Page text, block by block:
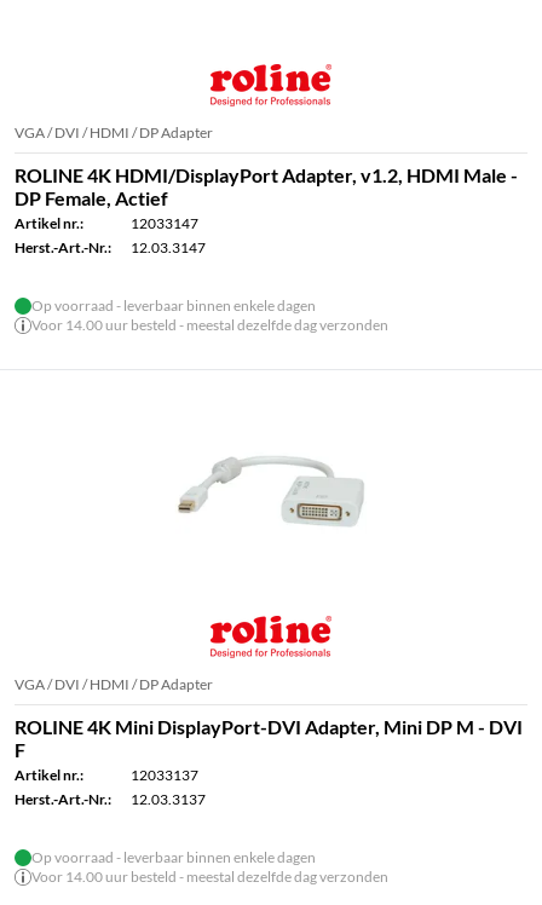
VGA / DVI / HDMI / DP Adapter
ROLINE 4K HDMI/DisplayPort Adapter, v1.2, HDMI Male -
DP Female, Actief
Artikel nr.:
12033147
Herst.-Art.-Nr.:
12.03.3147
Op voorraad - leverbaar binnen enkele dagen
Voor 14.00 uur besteld - meestal dezelfde dag verzonden
VGA / DVI / HDMI / DP Adapter
ROLINE 4K Mini DisplayPort-DVI Adapter, Mini DP M - DVI
F
Artikel nr.:
12033137
Herst.-Art.-Nr.:
12.03.3137
Op voorraad - leverbaar binnen enkele dagen
Voor 14.00 uur besteld - meestal dezelfde dag verzonden